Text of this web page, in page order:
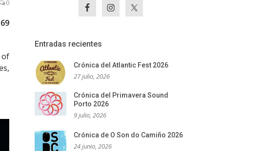
0
Entradas recientes
Crónica del Atlantic Fest 2026
27 julio, 2026
Crónica del Primavera Sound
Porto 2026
9 julio, 2026
Crónica de O Son do Camiño 2026
24 junio, 2026